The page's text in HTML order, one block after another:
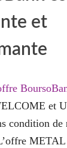
immédiat
et
et
condition de